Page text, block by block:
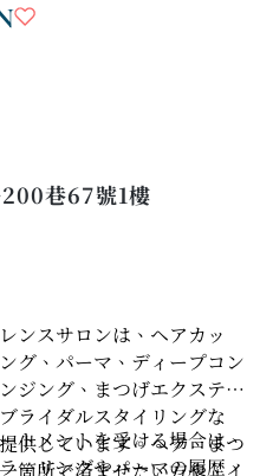
巷67號1樓
ンスサロンは、ヘアカッ
グ、パーマ、ディープコン
ジング、まつげエクステ、
ライダルスタイリングな
供しています。ヘア、まつ
トメントを受ける場合は、
ーリングやパーマの履歴、